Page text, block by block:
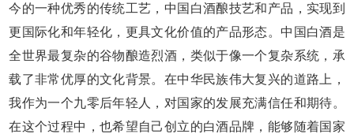
今的一种优秀的传统工艺，中国白酒酿技艺和产品，实现到
更国际化和年轻化，更具文化价值的产品形态。中国白酒是
全世界最复杂的谷物酿造烈酒，类似于像一个复杂系统，承
载了非常优厚的文化背景。在中华民族伟大复兴的道路上，
我作为一个九零后年轻人，对国家的发展充满信任和期待。
在这个过程中，也希望自己创立的白酒品牌，能够随着国家